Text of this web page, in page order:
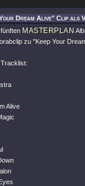
Dream Alive" Clip als
MASTERPLAN
zu "Keep Your
Tracklist:
Alive